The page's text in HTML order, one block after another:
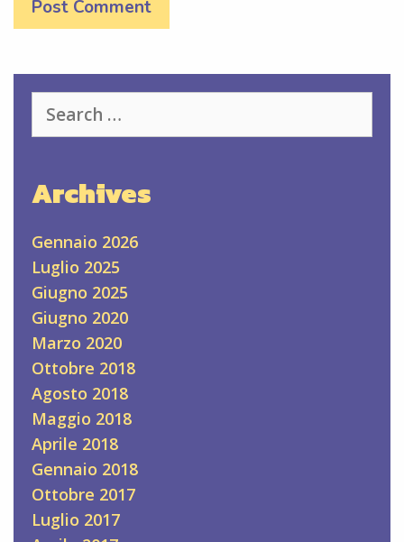
for:
Archives
Gennaio 2026
Luglio 2025
Giugno 2025
Giugno 2020
Marzo 2020
Ottobre 2018
Agosto 2018
Maggio 2018
Aprile 2018
Gennaio 2018
Ottobre 2017
Luglio 2017